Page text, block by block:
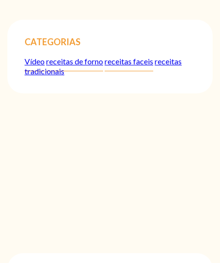
CATEGORIAS
Vídeoreceitas de fornoreceitas faceis receitas
tradicionais